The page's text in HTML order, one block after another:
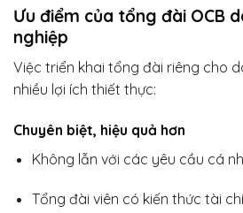
Ưu điểm của tổng đài OCB
nghiệp
Việc triển khai tổng đài riêng cho
nhiều lợi ích thiết thực:
Chuyên biệt, hiệu quả hơn
Không lẫn với các yêu cầu cá
Tổng đài viên có kiến thức tài